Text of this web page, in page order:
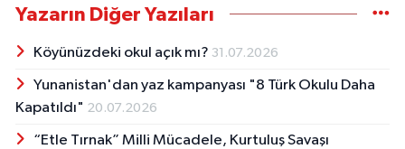
Yazarın Diğer Yazıları
Köyünüzdeki okul açık mı? 31.07.2026
Yunanistan'dan yaz kampanyası "8 Türk Okulu Daha
Kapatıldı" 20.07.2026
“Etle Tırnak” Milli Mücadele, Kurtuluş Savaşı